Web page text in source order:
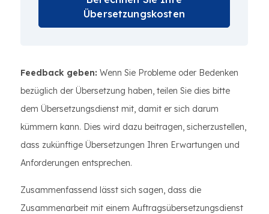
Übersetzungskosten
Feedback geben: Wenn Sie Probleme oder Bedenken
bezüglich der Übersetzung haben, teilen Sie dies bitte
dem Übersetzungsdienst mit, damit er sich darum
kümmern kann. Dies wird dazu beitragen, sicherzustellen,
dass zukünftige Übersetzungen Ihren Erwartungen und
Anforderungen entsprechen.
Zusammenfassend lässt sich sagen, dass die
Zusammenarbeit mit einem Auftragsübersetzungsdienst